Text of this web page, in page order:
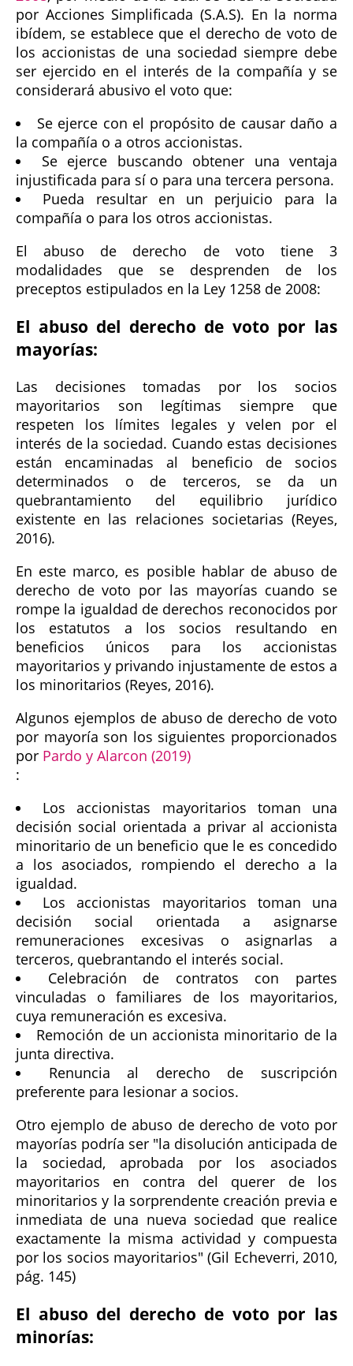
por Acciones Simplificada (S.A.S). En la norma
ibídem, se establece que el derecho de voto de
los accionistas de una sociedad siempre debe
ser ejercido en el interés de la compañía y se
considerará abusivo el voto que:
Se ejerce con el propósito de causar daño a
la compañía o a otros accionistas.
Se ejerce buscando obtener una ventaja
injustificada para sí o para una tercera persona.
Pueda resultar en un perjuicio para la
compañía o para los otros accionistas.
El abuso de derecho de voto tiene 3
modalidades que se desprenden de los
preceptos estipulados en la Ley 1258 de 2008:
El abuso del derecho de voto por las
mayorías:
Las decisiones tomadas por los socios
mayoritarios son legítimas siempre que
respeten los límites legales y velen por el
interés de la sociedad. Cuando estas decisiones
están encaminadas al beneficio de socios
determinados o de terceros, se da un
quebrantamiento del equilibrio jurídico
existente en las relaciones societarias (Reyes,
2016).
En este marco, es posible hablar de abuso de
derecho de voto por las mayorías cuando se
rompe la igualdad de derechos reconocidos por
los estatutos a los socios resultando en
beneficios únicos para los accionistas
mayoritarios y privando injustamente de estos a
los minoritarios (Reyes, 2016).
Algunos ejemplos de abuso de derecho de voto
por mayoría son los siguientes proporcionados
por Pardo y Alarcon (2019)
:
Los accionistas mayoritarios toman una
decisión social orientada a privar al accionista
minoritario de un beneficio que le es concedido
a los asociados, rompiendo el derecho a la
igualdad.
Los accionistas mayoritarios toman una
decisión social orientada a asignarse
remuneraciones excesivas o asignarlas a
terceros, quebrantando el interés social.
Celebración de contratos con partes
vinculadas o familiares de los mayoritarios,
cuya remuneración es excesiva.
Remoción de un accionista minoritario de la
junta directiva.
Renuncia al derecho de suscripción
preferente para lesionar a socios.
Otro ejemplo de abuso de derecho de voto por
mayorías podría ser "la disolución anticipada de
la sociedad, aprobada por los asociados
mayoritarios en contra del querer de los
minoritarios y la sorprendente creación previa e
inmediata de una nueva sociedad que realice
exactamente la misma actividad y compuesta
por los socios mayoritarios" (Gil Echeverri, 2010,
pág. 145)
El abuso del derecho de voto por las
minorías: